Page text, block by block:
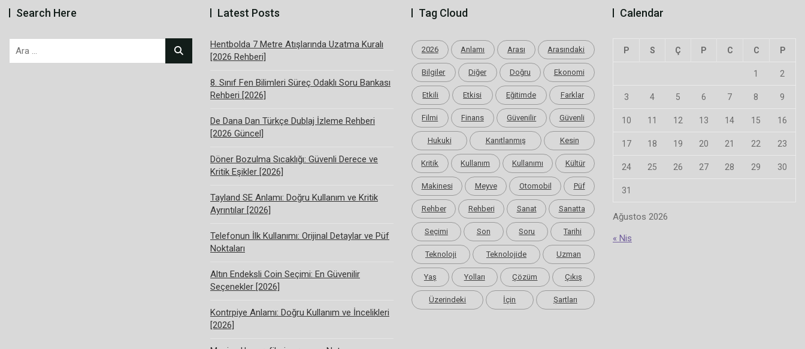
Search Here
Arama:
Latest Posts
Hentbolda 7 Metre Atışlarında Uzatma Kuralı
[2026 Rehberi]
8. Sınıf Fen Bilimleri Süreç Odaklı Soru Bankası
Rehberi [2026]
De Dana Dan Türkçe Dublaj İzleme Rehberi
[2026 Güncel]
Döner Bozulma Sıcaklığı: Güvenli Derece ve
Kritik Eşikler [2026]
Tayland SE Anlamı: Doğru Kullanım ve Kritik
Ayrıntılar [2026]
Telefonun İlk Kullanımı: Orijinal Detaylar ve Püf
Noktaları
Altın Endeksli Coin Seçimi: En Güvenilir
Seçenekler [2026]
Kontrpiye Anlamı: Doğru Kullanım ve İncelikleri
[2026]
Tag Cloud
2026 Anlamı Arası Arasındaki
Bilgiler Diğer Doğru Ekonomi
Etkili Etkisi Eğitimde Farklar
Filmi Finans Güvenilir Güvenli
Hukuki Kanıtlanmış Kesin
Kritik Kullanım Kullanımı Kültür
Makinesi Meyve Otomobil Püf
Rehber Rehberi Sanat Sanatta
Seçimi Son Soru Tarihi
Teknoloji Teknolojide Uzman
Yaş Yolları Çözüm Çıkış
Üzerindeki İçin Şartları
Calendar
Ağustos 2026
P S Ç P C C P
1 2
3 4 5 6 7 8 9
10 11 12 13 14 15 16
17 18 19 20 21 22 23
24 25 26 27 28 29 30
31
« Nis